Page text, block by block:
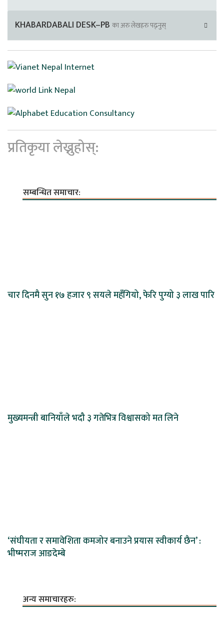
KHABARDABALI DESK–PB का अरु लेखहरु पढ्नुस्
प्रतिकृया लेख्नुहोस्:
सम्बन्धित समाचार:
चार दिनमै सुन १७ हजार ९ सयले महँगियो, फेरि पुग्यो ३ लाख पारि
मुख्यमन्त्री बानियाँले भदौ ३ गतेभित्र विश्वासको मत लिने
‘संघीयता र समावेशिता कमजोर बनाउने प्रयास स्वीकार्य छैन’ :
भीष्मराज आङदेम्बे
अन्य समाचारहरु: